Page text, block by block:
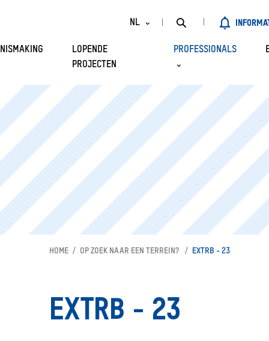
NL
EN
IN ENKELE
EN
VAN BEHEER
BINNEN
LOPENDE
PROJECTEN
PROFESSIONALS
LIJST VAN
CONCESSIEHOUDERS
OP ZOEK NAAR EEN
TERREIN?
OPENBARE KADEN
SCHALEN
DE VOORDELEN VAN
INTERMODALITEIT
FINANCIËLE STEUN
ONREGELMATIGHEID
NUTTIGE LINKS
HOME OP ZOEK NAAR EEN TERREIN? EXTRB - 23
EXTRB - 23